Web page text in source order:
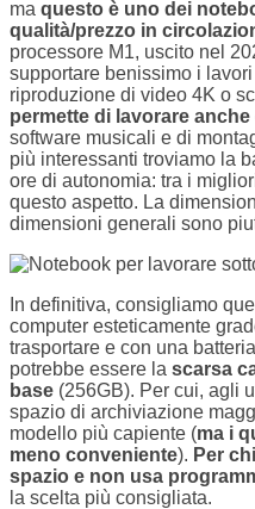
ma questo è uno dei
qualità/prezzo in
processore M1, uscito nel
supportare benissimo i
riproduzione di video 4K o
permette di lavorare
software musicali e di
più interessanti troviamo la
ore di autonomia: tra i
questo aspetto. La
dimensioni generali sono
In definitiva, consigliamo
computer esteticamente
trasportare e con una
potrebbe essere la scarsa
base (256GB). Per cui, agli
spazio di archiviazione
modello più capiente (ma i
meno conveniente). Per
spazio e non usa
la scelta più consigliata.